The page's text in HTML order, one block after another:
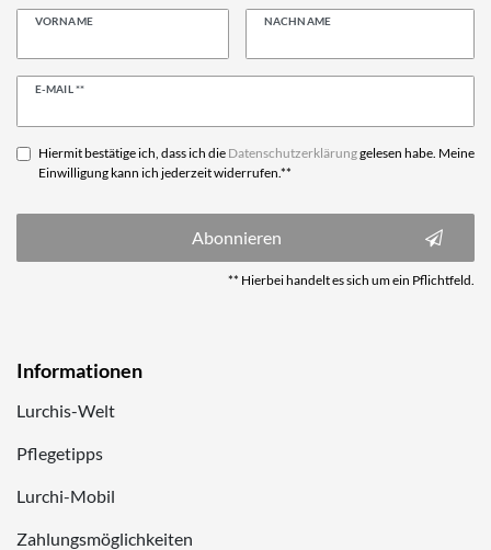
VORNAME NACHNAME
E-MAIL **
Newsletter
Hiermit bestätige ich, dass ich die Daten­schutz­erklärunggelesen habe. Meine
Einwilligung kann ich jederzeit widerrufen.**
Abonnieren
** Hierbei handelt es sich um ein Pflichtfeld.
Informationen
Lurchis-Welt
Pflegetipps
Lurchi-Mobil
Zahlungsmöglichkeiten